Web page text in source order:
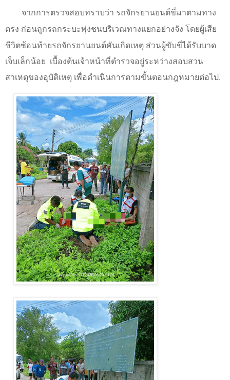
จากการตรวจสอบทราบว่า รถจักรยานยนต์ขี่มาตามทาง
ตรง ก่อนถูกรถกระบะพุ่งชนบริเวณทางแยกอย่างจัง โดยผู้เสีย
ชีวิตซ้อนท้ายรถจักรยานยนต์คันเกิดเหตุ ส่วนผู้ขับขี่ได้รับบาด
เจ็บเล็กน้อย เบื้องต้นเจ้าหน้าที่ตำรวจอยู่ระหว่างสอบสวน
สาเหตุของอุบัติเหตุ เพื่อดำเนินการตามขั้นตอนกฎหมายต่อไป.